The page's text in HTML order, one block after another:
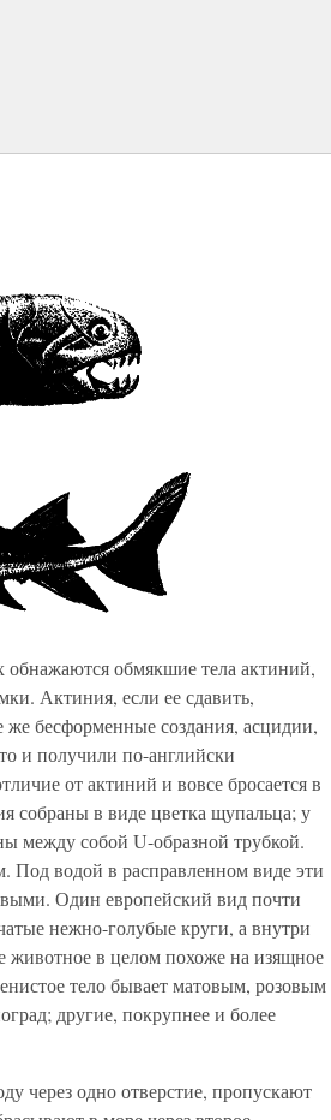
обнажаются обмякшие тела актиний,
Актиния, если ее сдавить,
же бесформенные создания, асцидии,
и получили по-английски
от актиний и вовсе бросается в
собраны в виде цветка щупальца; у
между собой U-образной трубкой.
Под водой в расправленном виде эти
Один европейский вид почти
нежно-голубые круги, а внутри
животное в целом похоже на изящное
тело бывает матовым, розовым
другие, покрупнее и более
через одно отверстие, пропускают